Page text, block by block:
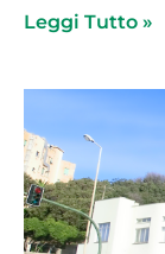
Leggi Tutto »